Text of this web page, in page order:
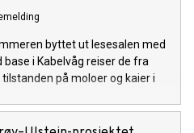
byttet ut lesesalen med
i Kabelvåg reiser de fra
på moloer og kaier i